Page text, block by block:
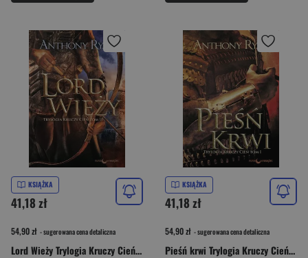
KSIĄŻKA
41,18 zł
54,90 zł - sugerowana cena detaliczna
Lord Wieży Trylogia Kruczy Cień Tom 2
KSIĄŻKA
41,18 zł
54,90 zł - sugerowana cena detaliczna
Pieśń krwi Trylogia Kruczy Cień Tom 1